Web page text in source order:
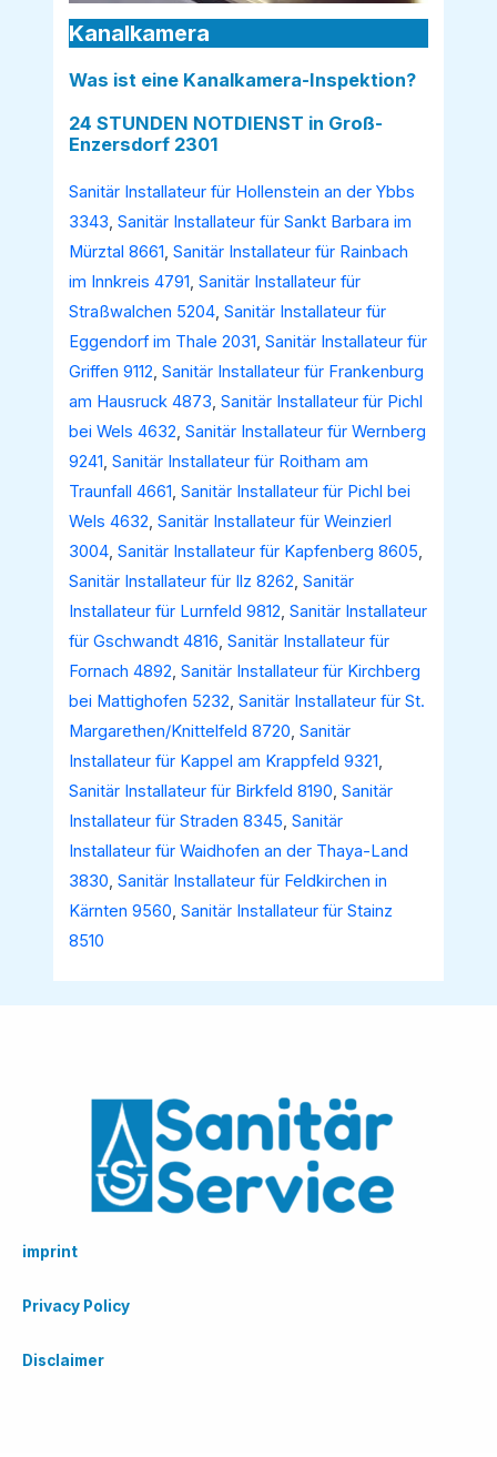
Kanalkamera
Was ist eine Kanalkamera-Inspektion?
24 STUNDEN NOTDIENST in Groß-
Enzersdorf 2301
Sanitär Installateur für Hollenstein an der Ybbs
3343,Sanitär Installateur für Sankt Barbara im
Mürztal 8661,Sanitär Installateur für Rainbach
im Innkreis 4791,Sanitär Installateur für
Straßwalchen 5204,Sanitär Installateur für
Eggendorf im Thale 2031,Sanitär Installateur für
Griffen 9112,Sanitär Installateur für Frankenburg
am Hausruck 4873,Sanitär Installateur für Pichl
bei Wels 4632,Sanitär Installateur für Wernberg
9241,Sanitär Installateur für Roitham am
Traunfall 4661,Sanitär Installateur für Pichl bei
Wels 4632,Sanitär Installateur für Weinzierl
3004,Sanitär Installateur für Kapfenberg 8605,
Sanitär Installateur für Ilz 8262,Sanitär
Installateur für Lurnfeld 9812,Sanitär Installateur
für Gschwandt 4816,Sanitär Installateur für
Fornach 4892,Sanitär Installateur für Kirchberg
bei Mattighofen 5232,Sanitär Installateur für St.
Margarethen/Knittelfeld 8720,Sanitär
Installateur für Kappel am Krappfeld 9321,
Sanitär Installateur für Birkfeld 8190,Sanitär
Installateur für Straden 8345,Sanitär
Installateur für Waidhofen an der Thaya-Land
3830,Sanitär Installateur für Feldkirchen in
Kärnten 9560,Sanitär Installateur für Stainz
8510
imprint
Privacy Policy
Disclaimer